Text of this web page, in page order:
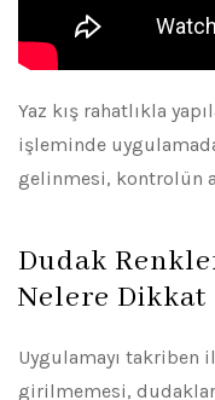
Yaz kış rahatlıkla
işleminde
gelinmesi, kontrolün
Dudak
Nelere Dikkat
Uygulamayı takriben
girilmemesi,